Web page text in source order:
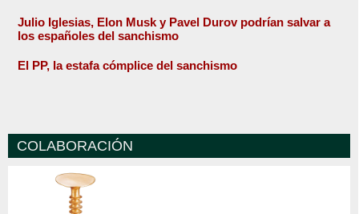
Julio Iglesias, Elon Musk y Pavel Durov podrían salvar a
los españoles del sanchismo
El PP, la estafa cómplice del sanchismo
COLABORACIÓN